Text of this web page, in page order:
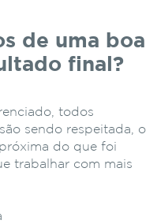
de uma boa
final?
todos
sendo respeitada, o
do que foi
trabalhar com mais